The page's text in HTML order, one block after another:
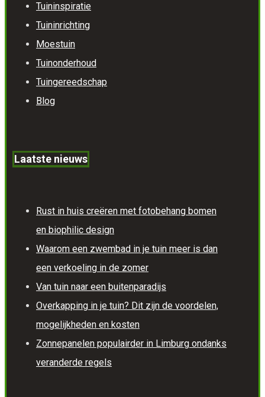
Tuininspiratie
Tuininrichting
Moestuin
Tuinonderhoud
Tuingereedschap
Blog
Laatste nieuws
Rust in huis creëren met fotobehang bomen
en biophilic design
Waarom een zwembad in je tuin meer is dan
een verkoeling in de zomer
Van tuin naar een buitenparadijs
Overkapping in je tuin? Dit zijn de voordelen,
mogelijkheden en kosten
Zonnepanelen populairder in Limburg ondanks
veranderde regels